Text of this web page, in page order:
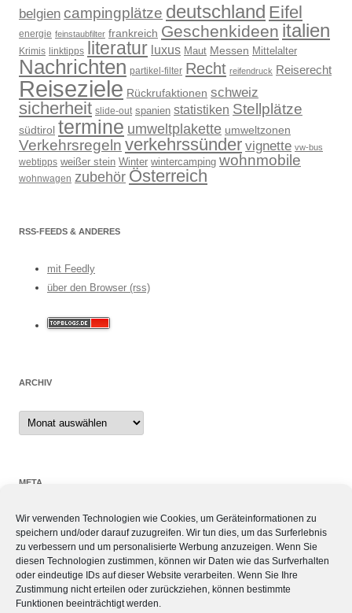
Wir verwenden Technologien wie Cookies, um Geräteinformationen zu
speichern und/oder darauf zuzugreifen. Wir tun dies, um das Surferlebnis
zu verbessern und um personalisierte Werbung anzuzeigen. Wenn Sie
diesen Technologien zustimmen, können wir Daten wie das Surfverhalten
oder eindeutige IDs auf dieser Website verarbeiten. Wenn Sie Ihre
Zustimmung nicht erteilen oder zurückziehen, können bestimmte
Funktionen beeinträchtigt werden.
belgien campingplätze deutschland Eifel
energie feinstaubfilter frankreich Geschenkideen italien
Krimis linktipps literatur luxus Maut Messen Mittelalter
Nachrichten partikel-filter Recht reifendruck Reiserecht
Reiseziele Rückrufaktionen schweiz
sicherheit slide-out spanien statistiken Stellplätze
südtirol termine umweltplakette umweltzonen
Verkehrsregeln verkehrssünder vignette vw-bus
webtipps weißer stein Winter wintercamping wohnmobile
wohnwagen zubehör Österreich
RSS-FEEDS & ANDERES
mit Feedly
über den Browser (rss)
ARCHIV
Archiv
META
Anmelden
Eintrags-Feed
Kommentar-Feed
WordPress.org